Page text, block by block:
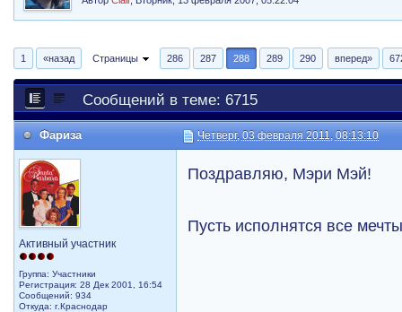
1 «назад Страницы 286 287 288 289 290 вперед»
Сообщений в теме: 6715
Фариза Четверг, 03 февраля 2011, 08:13:10
Активный участник
Группа: Участники
Регистрация: 28 Дек 2001, 16:54
Сообщений: 934
Откуда: г.Краснодар
Поздравляю, Мэри Мэй!
Пусть исполнятся все